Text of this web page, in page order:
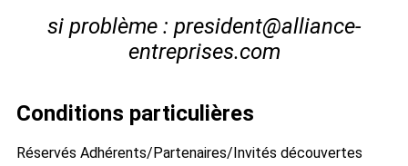
si problème : president@alliance-
entreprises.com
Conditions particulières
Réservés Adhérents/Partenaires/Invités découvertes